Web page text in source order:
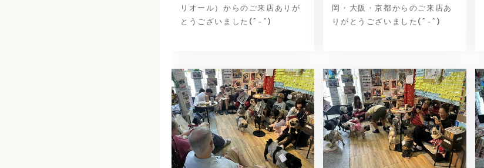
リオール）からのご来店ありが
とうございました(^-^)
岡・大阪・京都からのご来店あ
りがとうございました(^-^)